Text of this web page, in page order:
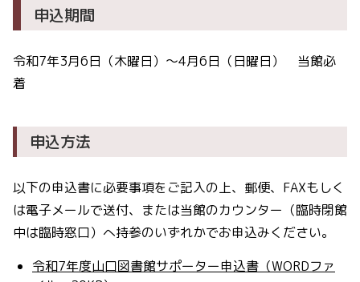
申込期間
令和7年3月6日（木曜日）～4月6日（日曜日） 当館必
着
申込方法
以下の申込書に必要事項をご記入の上、郵便、FAXもしく
は電子メールで送付、または当館のカウンター（臨時閉館
中は臨時窓口）へ持参のいずれかでお申込みください。
令和7年度山口図書館サポーター申込書（WORDファ